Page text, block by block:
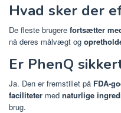
Hvad sker der
De fleste brugere fortsætter
nå deres målvægt og
Er PhenQ
Ja. Den er fremstillet på FDA-
faciliteter med naturlige
brug.